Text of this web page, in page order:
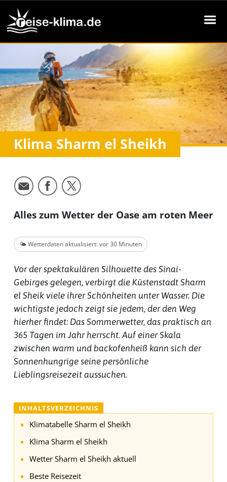
Klima Sharm el Sheikh
Alles zum Wetter der Oase am roten Meer
🌤️ Wetterdaten aktualisiert: vor 30 Minuten
Vor der spektakulären Silhouette des Sinai-
Gebirges gelegen, verbirgt die Küstenstadt Sharm
el Sheik viele ihrer Schönheiten unter Wasser. Die
wichtigste jedoch zeigt sie jedem, der den Weg
hierher findet: Das Sommerwetter, das praktisch an
365 Tagen im Jahr herrscht. Auf einer Skala
zwischen warm und backofenheiß kann sich der
Sonnenhungrige seine persönliche
Lieblingsreisezeit aussuchen.
INHALTSVERZEICHNIS
Klimatabelle Sharm el Sheikh
Klima Sharm el Sheikh
Wetter Sharm el Sheikh aktuell
Beste Reisezeit